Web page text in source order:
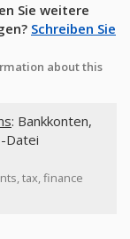
Sie weitere
Schreiben Sie
about this
: Bankkonten,
Datei
tax, finance